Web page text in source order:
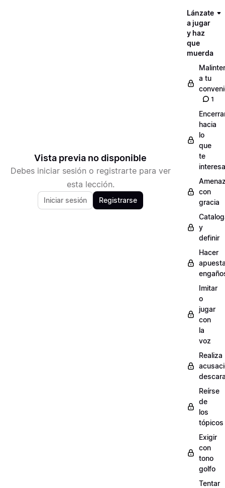
Vista previa no disponible
Debes iniciar sesión o registrarte para ver
esta lección.
Iniciar sesión Registrarse
Lánzate
a jugar
y haz
que
muerda
a tu
1
hacia
lo
que
te
interesa
con
gracia
y
definir
Hacer
Imitar
o
jugar
con
la
voz
Realiza
Reírse
de
los
tópicos
Exigir
con
tono
golfo
Tentar